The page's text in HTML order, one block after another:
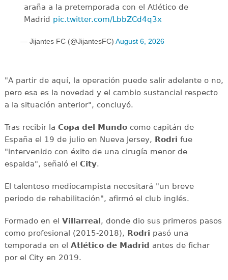
araña a la pretemporada con el Atlético de
Madrid pic.twitter.com/LbbZCd4q3x
— Jijantes FC (@JijantesFC) August 6, 2026
"A partir de aquí, la operación puede salir adelante o no,
pero esa es la novedad y el cambio sustancial respecto
a la situación anterior", concluyó.
Tras recibir la Copa del Mundocomo capitán de
España el 19 de julio en Nueva Jersey, Rodri fue
"intervenido con éxito de una cirugía menor de
espalda", señaló el City.
El talentoso mediocampista necesitará "un breve
periodo de rehabilitación", afirmó el club inglés.
Formado en el Villarreal, donde dio sus primeros pasos
como profesional (2015-2018), Rodri pasó una
temporada en el Atlético de Madrid antes de fichar
por el City en 2019.